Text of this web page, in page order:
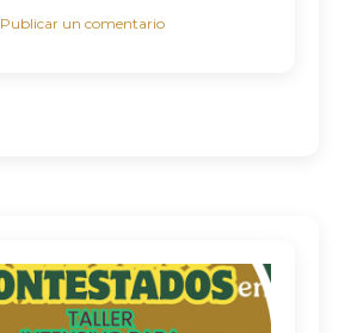
Publicar un comentario